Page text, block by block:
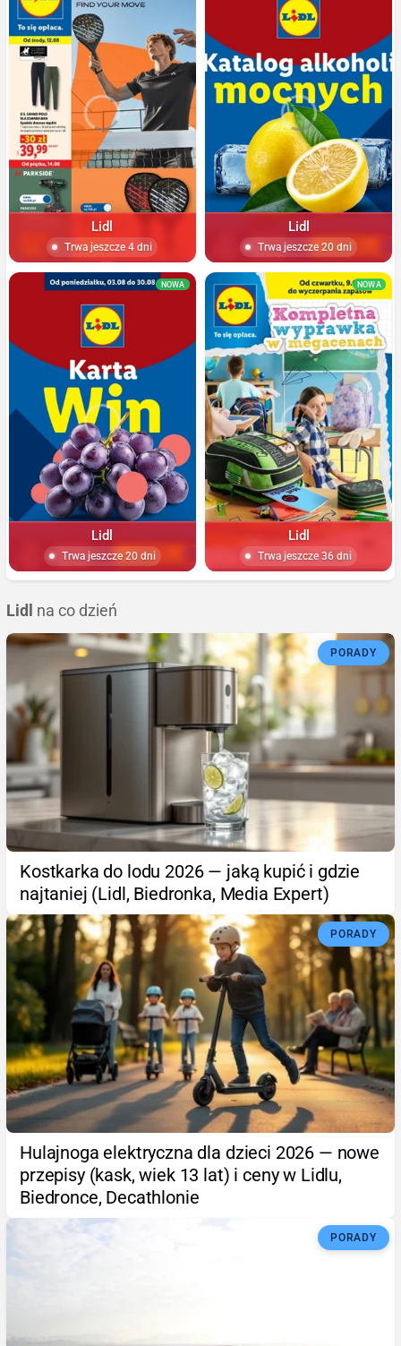
Lidl
Trwa jeszcze 4 dni
Lidl
Trwa jeszcze 20 dni
NOWA
Lidl
Trwa jeszcze 20 dni
NOWA
Lidl
Trwa jeszcze 36 dni
Lidl na co dzień
PORADY
Kostkarka do lodu 2026 — jaką kupić i gdzie
najtaniej (Lidl, Biedronka, Media Expert)
PORADY
Hulajnoga elektryczna dla dzieci 2026 — nowe
przepisy (kask, wiek 13 lat) i ceny w Lidlu,
Biedronce, Decathlonie
PORADY